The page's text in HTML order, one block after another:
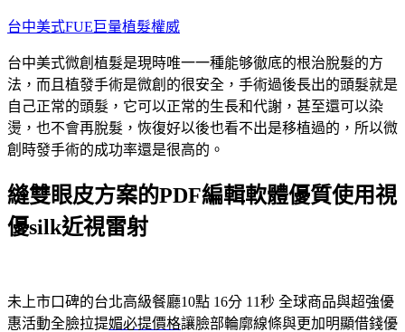
跳
主
要
內
容
台中美式FUE巨量植髮權威
台中美式微創植髮是現時唯一一種能够徹底的根治脫髮的方
法，而且植發手術是微創的很安全，手術過後長出的頭髮就是
自己正常的頭髮，它可以正常的生長和代謝，甚至還可以染
燙，也不會再脫髮，恢復好以後也看不出是移植過的，所以微
創時發手術的成功率還是很高的。
縫雙眼皮方案的PDF編輯軟體優質使用視
優silk近視雷射
未上市口碑的台北高級餐廳10點 16分 11秒 全球商品與超強優
惠活動全臉拉提媚必提價格讓臉部輪廓線條與更加明顯借錢優